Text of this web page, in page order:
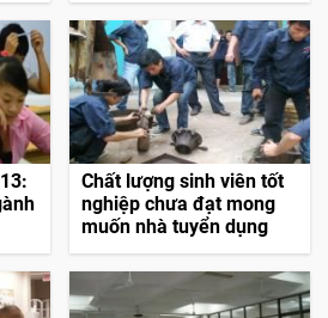
Chất lượng sinh viên tốt
nghiệp chưa đạt mong
muốn nhà tuyển dụng